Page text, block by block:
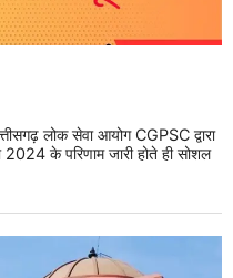
लोक सेवा आयोग CGPSC द्वारा
2024 के परिणाम जारी होते ही सोशल